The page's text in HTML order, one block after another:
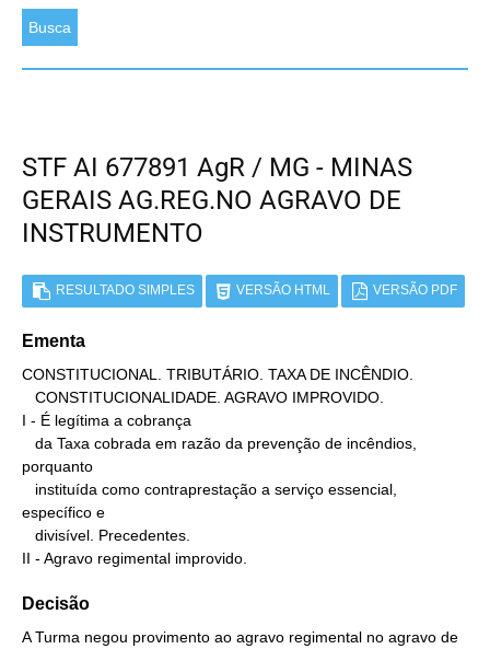
Busca
STF AI 677891 AgR / MG - MINAS
GERAIS AG.REG.NO AGRAVO DE
INSTRUMENTO
RESULTADO SIMPLES VERSÃO HTML VERSÃO PDF
Ementa
CONSTITUCIONAL. TRIBUTÁRIO. TAXA DE INCÊNDIO.
I - É legítima a cobrança
porquanto
específico e
II - Agravo regimental improvido.
Decisão
A Turma negou provimento ao agravo regimental no agravo de